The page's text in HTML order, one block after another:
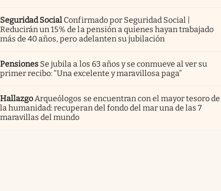
Seguridad Social Confirmado por Seguridad Social |
Reducirán un 15% de la pensión a quienes hayan trabajado
más de 40 años, pero adelanten su jubilación
Pensiones Se jubila a los 63 años y se conmueve al ver su
primer recibo: “Una excelente y maravillosa paga”
Hallazgo Arqueólogos se encuentran con el mayor tesoro de
la humanidad: recuperan del fondo del mar una de las 7
maravillas del mundo